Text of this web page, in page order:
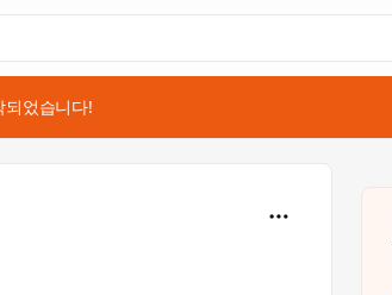
되었습니다!